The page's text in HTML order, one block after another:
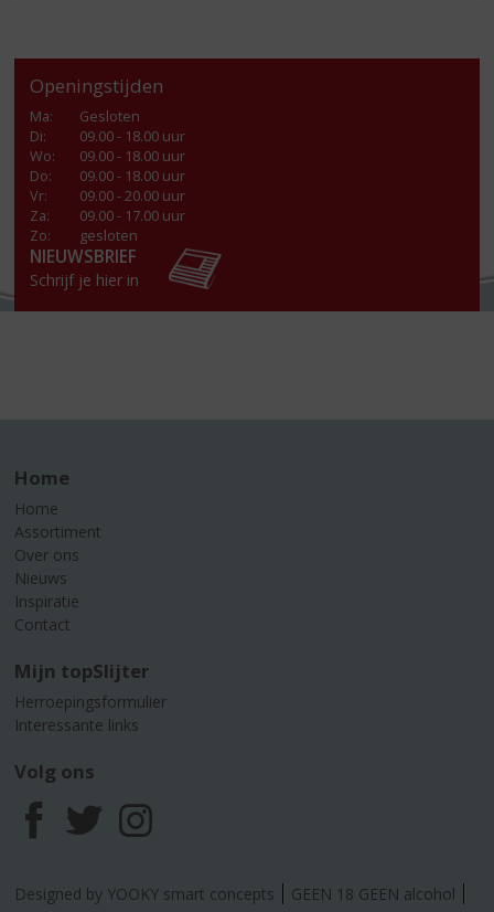
Openingstijden
Ma:
Gesloten
Di:
09.00 - 18.00 uur
Wo:
09.00 - 18.00 uur
Do:
09.00 - 18.00 uur
Vr:
09.00 - 20.00 uur
Za:
09.00 - 17.00 uur
Zo:
gesloten
NIEUWSBRIEF
Schrijf je hier in
Home
Home
Assortiment
Over ons
Nieuws
Inspiratie
Contact
Mijn topSlijter
Herroepingsformulier
Interessante links
Volg ons
F
a
T
w
I
n
Designed by YOOKY smart concepts GEEN 18 GEEN alcohol